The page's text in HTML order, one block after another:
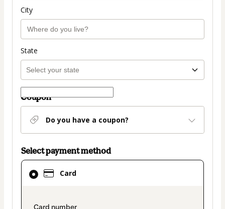
City
State
Coupon
Do you have a coupon?
Select payment method
Card
Card
selected